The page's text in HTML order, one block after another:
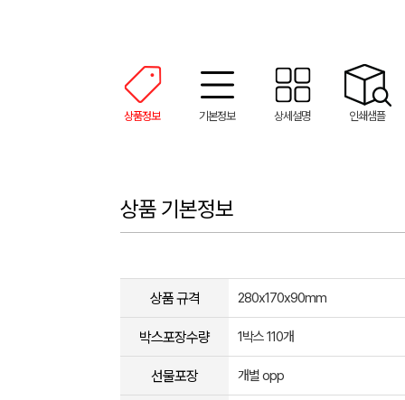
상품정보 기본정보 상세설명 인쇄샘플
상품 기본정보
상품 규격 280x170x90mm
박스포장수량 1박스 110개
선물포장 개별 opp